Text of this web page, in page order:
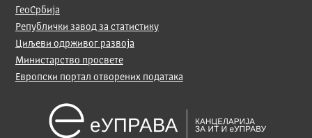
ГеоСрбија
Републички завод за статистику
Циљеви одрживог развоја
Министарство просвете
Европски портал отворених података